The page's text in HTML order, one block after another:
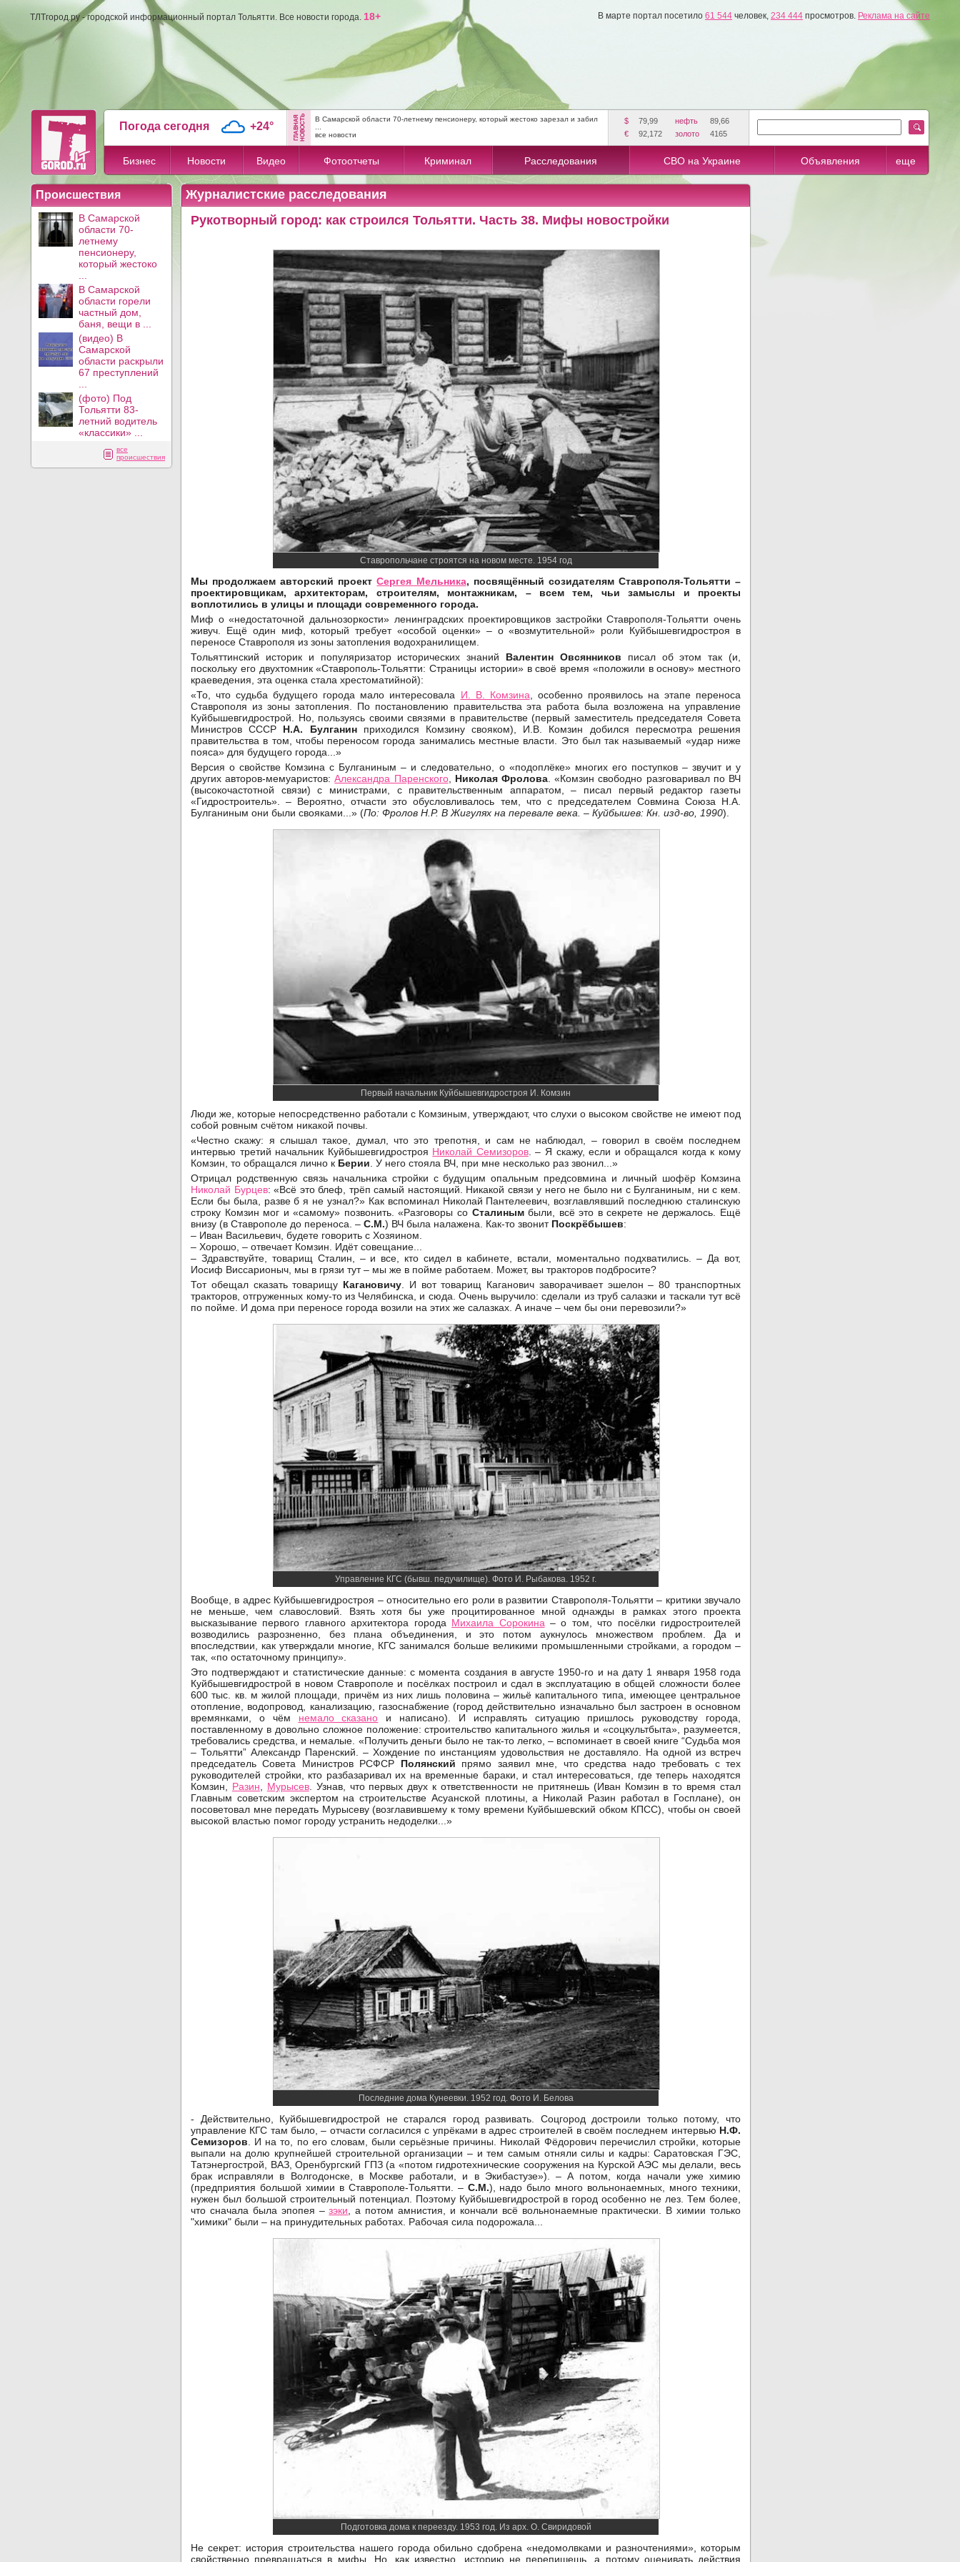
ТЛТгород.ру - городской информационный портал Тольятти. Все новости города. 18+ В марте портал посетило 61 544 человек, 234 444 просмотров. Реклама на сайте
Погода сегодня +24°
В Самарской области 70-летнему пенсионеру, который жестоко зарезал и забил
все новости
$ 79,99 нефть
89,66
€
92,172 золото 4165
Бизнес Новости Видео Фотоотчеты Криминал Расследования СВО на Украине Объявления еще
Происшествия
В Самарской
области 70-
летнему
пенсионеру,
который жестоко
В Самарской
области горели
частный дом,
баня, вещи в ...
(видео) В
Самарской
области раскрыли
67 преступлений
(фото) Под
Тольятти 83-
летний водитель
«классики» ...
все
происшествия
Журналистские расследования
Рукотворный город: как строился Тольятти. Часть 38. Мифы новостройки
Ставропольчане строятся на новом месте. 1954 год
Мы продолжаем авторский проектСергея Мельника, посвящённый созидателям Ставрополя-Тольятти –
проектировщикам, архитекторам, строителям, монтажникам, – всем тем, чьи замыслы и проекты
воплотились в улицы и площади современного города.
Миф о «недостаточной дальнозоркости» ленинградских проектировщиков застройки Ставрополя-Тольятти очень
живуч. Ещё один миф, который требует «особой оценки» – о «возмутительной» роли Куйбышевгидростроя в
переносе Ставрополя из зоны затопления водохранилищем.
Тольяттинский историк и популяризатор исторических знаний Валентин Овсянников писал об этом так (и,
поскольку его двухтомник «Ставрополь-Тольятти: Страницы истории» в своё время «положили в основу» местного
краеведения, эта оценка стала хрестоматийной):
«То, что судьба будущего города мало интересовала И. В. Комзина, особенно проявилось на этапе переноса
Ставрополя из зоны затопления. По постановлению правительства эта работа была возложена на управление
Куйбышевгидрострой. Но, пользуясь своими связями в правительстве (первый заместитель председателя Совета
Министров СССР Н.А. Булганинприходился Комзину свояком), И.В. Комзин добился пересмотра решения
правительства в том, чтобы переносом города занимались местные власти. Это был так называемый «удар ниже
пояса» для будущего города...»
Версия о свойстве Комзина с Булганиным – и следовательно, о «подоплёке» многих его поступков – звучит и у
других авторов-мемуаристов:Александра Паренского, Николая Фролова. «Комзин свободно разговаривал по ВЧ
(высокочастотной связи) с министрами, с правительственным аппаратом, – писал первый редактор газеты
«Гидростроитель». – Вероятно, отчасти это обусловливалось тем, что с председателем Совмина Союза Н.А.
Булганиным они были свояками...» (По: Фролов Н.Р. В Жигулях на перевале века. – Куйбышев: Кн. изд-во, 1990).
Первый начальник Куйбышевгидростроя И. Комзин
Люди же, которые непосредственно работали с Комзиным, утверждают, что слухи о высоком свойстве не имеют под
собой ровным счётом никакой почвы.
«Честно скажу: я слышал такое, думал, что это трепотня, и сам не наблюдал, – говорил в своём последнем
интервью третий начальник Куйбышевгидростроя Николай Семизоров. – Я скажу, если и обращался когда к кому
Комзин, то обращался лично к Берии . У него стояла ВЧ, при мне несколько раз звонил...»
Отрицал родственную связь начальника стройки с будущим опальным предсовмина и личный шофёр Комзина
Николай Бурцев: «Всё это блеф, трёп самый настоящий. Никакой связи у него не было ни с Булганиным, ни с кем.
Если бы была, разве б я не узнал?» Как вспоминал Николай Пантелеевич, возглавлявший последнюю сталинскую
строку Комзин мог и «самому» позвонить. «Разговоры со Сталинымбыли, всё это в секрете не держалось. Ещё
внизу (в Ставрополе до переноса. – С.М.) ВЧ была налажена. Как-то звонит Поскрёбышев:
– Иван Васильевич, будете говорить с Хозяином.
– Хорошо, – отвечает Комзин. Идёт совещание...
– Здравствуйте, товарищ Сталин, – и все, кто сидел в кабинете, встали, моментально подхватились. – Да вот,
Иосиф Виссарионыч, мы в грязи тут – мы же в пойме работаем. Может, вы тракторов подбросите?
Тот обещал сказать товарищу Кагановичу . И вот товарищ Каганович заворачивает эшелон – 80 транспортных
тракторов, отгруженных кому-то из Челябинска, и сюда. Очень выручило: сделали из труб салазки и таскали тут всё
по пойме. И дома при переносе города возили на этих же салазках. А иначе – чем бы они перевозили?»
Управление КГС (бывш. педучилище). Фото И. Рыбакова. 1952 г.
Вообще, в адрес Куйбышевгидростроя – относительно его роли в развитии Ставрополя-Тольятти – критики звучало
не меньше, чем славословий. Взять хотя бы уже процитированное мной однажды в рамках этого проекта
высказывание первого главного архитектора города Михаила Сорокина– о том, что посёлки гидростроителей
возводились разрозненно, без плана объединения, и это потом аукнулось множеством проблем. Да и
впоследствии, как утверждали многие, КГС занимался больше великими промышленными стройками, а городом –
так, «по остаточному принципу».
Это подтверждают и статистические данные: с момента создания в августе 1950-го и на дату 1 января 1958 года
Куйбышевгидрострой в новом Ставрополе и посёлках построил и сдал в эксплуатацию в общей сложности более
600 тыс. кв. м жилой площади, причём из них лишь половина – жильё капитального типа, имеющее центральное
отопление, водопровод, канализацию, газоснабжение (город действительно изначально был застроен в основном
времянками, о чём немало сказано и написано). И исправлять ситуацию пришлось руководству города,
поставленному в довольно сложное положение: строительство капитального жилья и «соцкультбыта», разумеется,
требовались средства, и немалые. «Получить деньги было не так-то легко, – вспоминает в своей книге “Судьба моя
– Тольятти” Александр Паренский. – Хождение по инстанциям удовольствия не доставляло. На одной из встреч
председатель Совета Министров РСФСР Полянский прямо заявил мне, что средства надо требовать с тех
руководителей стройки, кто разбазаривал их на временные бараки, и стал интересоваться, где теперь находятся
Комзин, Разин, Мурысев. Узнав, что первых двух к ответственности не притянешь (Иван Комзин в то время стал
Главным советским экспертом на строительстве Асуанской плотины, а Николай Разин работал в Госплане), он
посоветовал мне передать Мурысеву (возглавившему к тому времени Куйбышевский обком КПСС), чтобы он своей
высокой властью помог городу устранить недоделки...»
Последние дома Кунеевки. 1952 год. Фото И. Белова
- Действительно, Куйбышевгидрострой не старался город развивать. Соцгород достроили только потому, что
управление КГС там было, – отчасти согласился с упрёками в адрес строителей в своём последнем интервью Н.Ф.
Семизоров . И на то, по его словам, были серьёзные причины. Николай Фёдорович перечислил стройки, которые
выпали на долю крупнейшей строительной организации – и тем самым отняли силы и кадры: Саратовская ГЭС,
Татэнергострой, ВАЗ, Оренбургский ГПЗ (а «потом гидротехнические сооружения на Курской АЭС мы делали, весь
брак исправляли в Волгодонске, в Москве работали, и в Экибастузе»). – А потом, когда начали уже химию
(предприятия большой химии в Ставрополе-Тольятти. – С.М.), надо было много вольнонаемных, много техники,
нужен был большой строительный потенциал. Поэтому Куйбышевгидрострой в город особенно не лез. Тем более,
что сначала была эпопея –зэки , а потом амнистия, и кончали всё вольнонаемные практически. В химии только
"химики" были – на принудительных работах. Рабочая сила подорожала...
Подготовка дома к переезду. 1953 год. Из арх. О. Свиридовой
Не секрет: история строительства нашего города обильно сдобрена «недомолвками и разночтениями», которым
свойственно превращаться в мифы. Но, как известно, историю не перепишешь, а потому оценивать действия